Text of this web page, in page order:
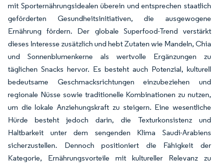
mit Sporternährungsidealen überein und entsprechen staatlich
geförderten Gesundheitsinitiativen, die ausgewogene
Ernährung fördern. Der globale Superfood-Trend verstärkt
dieses Interesse zusätzlich und hebt Zutaten wie Mandeln, Chia
und Sonnenblumenkerne als wertvolle Ergänzungen zu
täglichen Snacks hervor. Es besteht auch Potenzial, kulturell
bedeutsame Geschmacksrichtungen einzubeziehen und
regionale Nüsse sowie traditionelle Kombinationen zu nutzen,
um die lokale Anziehungskraft zu steigern. Eine wesentliche
Hürde besteht jedoch darin, die Texturkonsistenz und
Haltbarkeit unter dem sengenden Klima Saudi-Arabiens
sicherzustellen. Dennoch positioniert die Fähigkeit der
Kategorie, Ernährungsvorteile mit kultureller Relevanz zu